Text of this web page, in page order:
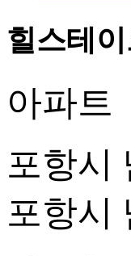
힐스테
아파트
포항시
포항시